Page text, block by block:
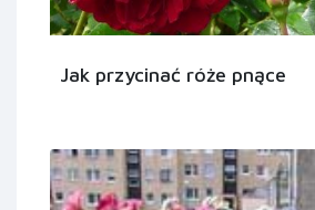
Jak przycinać róże pnące